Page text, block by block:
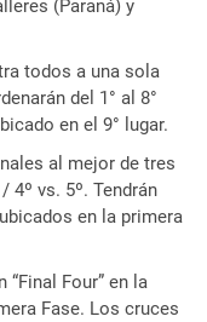
(Paraná) y
todos a una sola
del 1° al 8°
en el 9° lugar.
al mejor de tres
4º vs. 5º. Tendrán
en la primera
Four” en la
Fase. Los cruces